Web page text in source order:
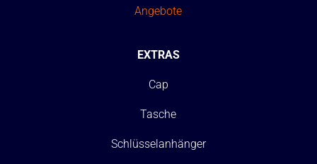
Angebote
EXTRAS
Cap
Tasche
Schlüsselanhänger